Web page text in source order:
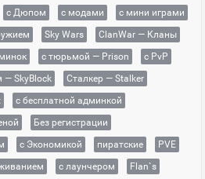
с Дюпом с модами
с мини играми
Sky Wars
ClanWar — Кланы
с тюрьмой — Prison
с PvP
— SkyBlock
Сталкер — Stalker
с бесплатной админкой
Без регистрации
с Экономикой пиратские
PVE
с лаунчером
Flan`s